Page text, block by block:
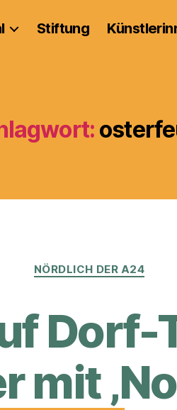
Stiftung
Kategorien
NÖRDLICH DER A24
Dorf-
mit